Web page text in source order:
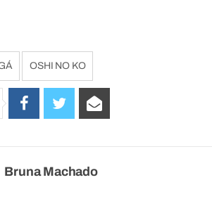
OSHI NO KO
Bruna Machado